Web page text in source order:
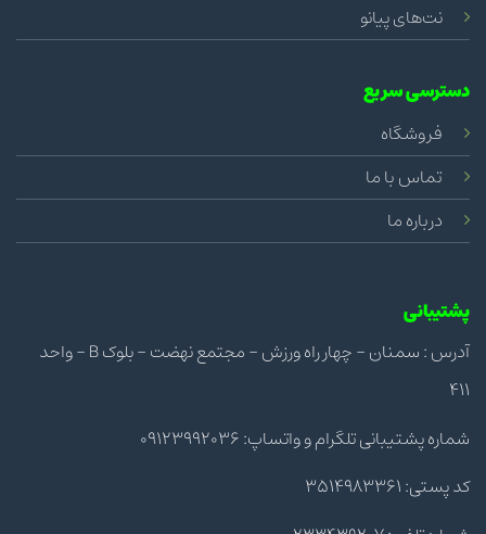
نت‌های پیانو
دسترسی سریع
فروشگاه
تماس با ما
درباره ما
پشتیبانی
آدرس : سمنان - چهار راه ورزش - مجتمع نهضت - بلوک B - واحد
411
شماره پشتیبانی تلگرام و واتساپ: 09123992036
کد پستی: 3514983361